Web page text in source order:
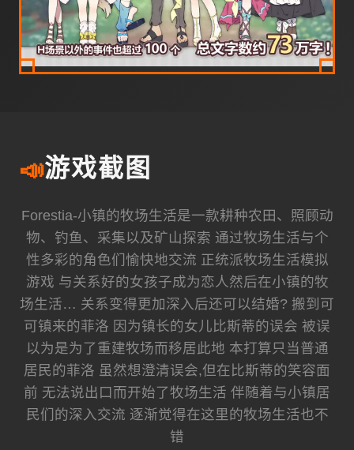
📣游戏截图
Forestia-小镇的牧场生活是一款耕种农田、照顾动
物、钓鱼、采集以及矿山探索 通过牧场生活与个
性多彩的角色们愉快地交流 正统派牧场生活模拟
游戏 与关系好的女孩子成为恋人然后在小镇的牧
场生活… 关系变得更加深入后还可以结婚? 搬到可
可镇来的菲洛 因为镇长的女儿比斯蒂的误会 被误
以为是为了重建牧场而移居此地 本打算只当普通
居民的菲洛 虽然想澄清误会,但在比斯蒂的笑容面
前 无法说出口而开始了牧场生活 伴随着与小镇居
民们的深入交流 逐渐觉得在这里的牧场生活也不
错